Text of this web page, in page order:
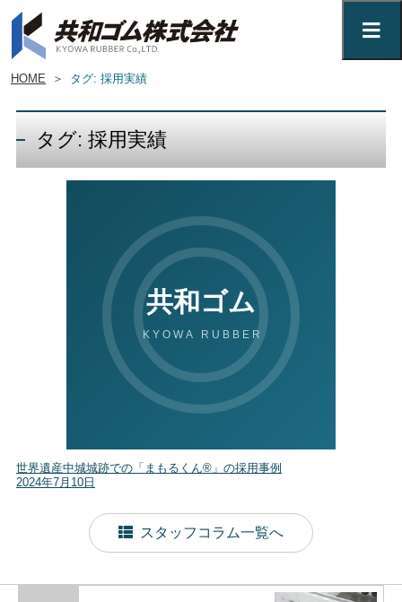
HOME ＞ タグ: 採用実績
タグ: 採用実績
世界遺産中城城跡での「まもるくん®」の採用事例
2024年7月10日
スタッフコラム一覧へ